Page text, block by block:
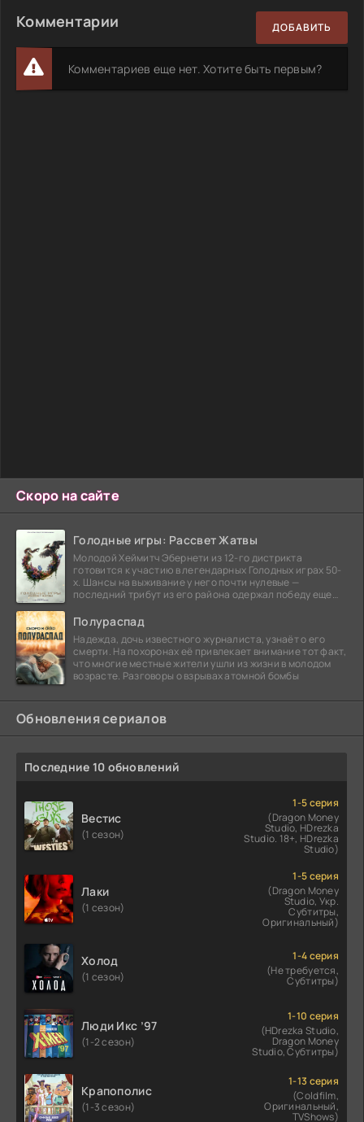
Скоро на сайте
Голодные игры: Рассвет Жатвы
Молодой Хеймитч Эбернети из 12-го дистрикта
готовится к участию в легендарных Голодных играх 50-
х. Шансы на выживание у него почти нулевые —
последний трибут из его района одержал победу еще
Полураспад
Надежда, дочь известного журналиста, узнаёт о его
смерти. На похоронах её привлекает внимание тот факт,
что многие местные жители ушли из жизни в молодом
возрасте. Разговоры о взрывах атомной бомбы
Обновления сериалов
Последние 10 обновлений
Вестис
(1 сезон)
1-5 серия
(Dragon Money
Studio, HDrezka
Studio. 18+, HDrezka
Studio)
Лаки
(1 сезон)
1-5 серия
(Dragon Money
Studio, Укр.
Субтитры,
Оригинальный)
Холод
(1 сезон)
1-4 серия
(Не требуется,
Субтитры)
Люди Икс ’97
(1-2 сезон)
1-10 серия
(HDrezka Studio,
Dragon Money
Studio, Субтитры)
Крапополис
(1-3 сезон)
1-13 серия
(Coldfilm,
Оригинальный,
TVShows)
Комментарии ДОБАВИТЬ
Комментариев еще нет. Хотите быть первым?